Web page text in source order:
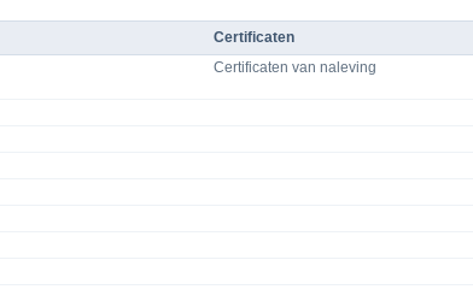
Certificaten
Certificaten van naleving